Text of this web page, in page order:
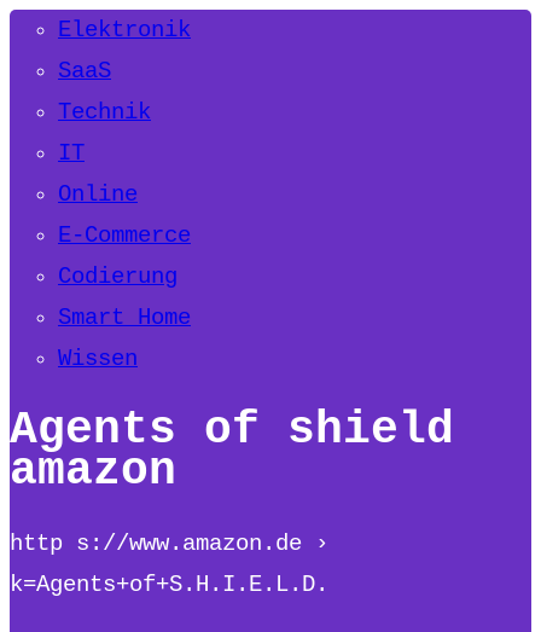
Elektronik
SaaS
Technik
IT
Online
E-Commerce
Codierung
Smart Home
Wissen
Agents of shield
amazon
http s://www.amazon.de ›
k=Agents+of+S.H.I.E.L.D.